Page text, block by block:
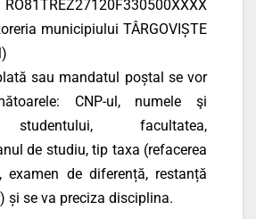
municipiului TÂRGOVIȘTE
sau mandatul poștal se vor
CNP-ul, numele şi
studentului, facultatea,
de studiu, tip taxa (refacerea
examen de diferență, restanță
și se va preciza disciplina.